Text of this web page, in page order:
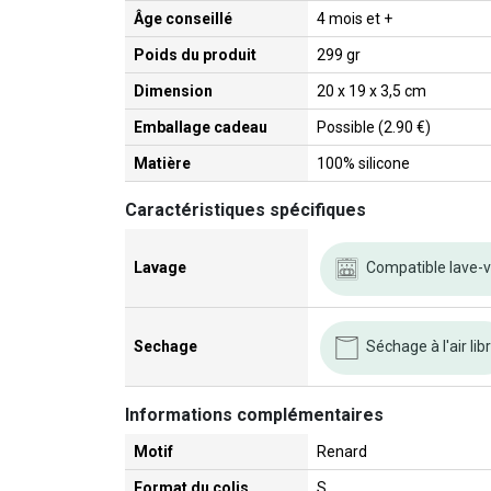
Âge conseillé 4 mois et +
Poids du produit 299 gr
Dimension 20 x 19 x 3,5 cm
Emballage cadeau Possible (2.90 €)
Matière 100% silicone
Caractéristiques spécifiques
Lavage Compatible lave-
Sechage Séchage à l'air
Informations complémentaires
Motif Renard